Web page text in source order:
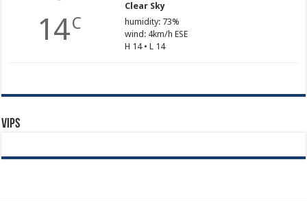
14C
Clear Sky
humidity: 73%
wind: 4km/h ESE
H 14 • L 14
Vips